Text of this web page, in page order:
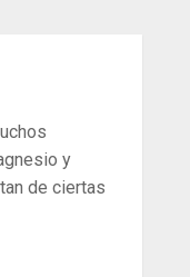
y
de ciertas